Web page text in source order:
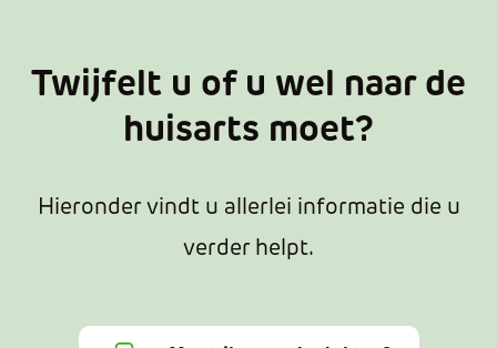
Twijfelt u of u wel naar de
huisarts moet?
Hieronder vindt u allerlei informatie die u
verder helpt.